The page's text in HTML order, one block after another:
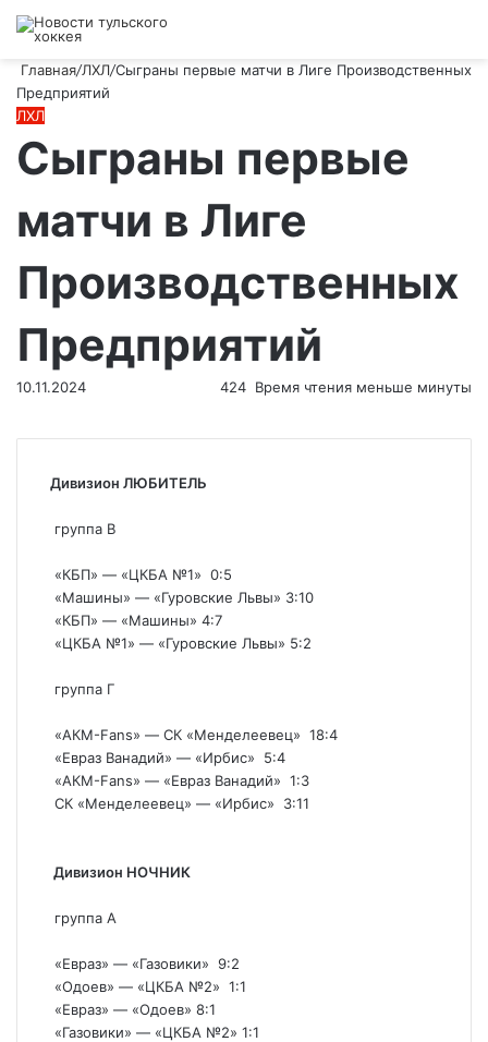
skin
Главная/ЛХЛ/Сыграны первые матчи в Лиге Производственных
Предприятий
ЛХЛ
Сыграны первые
матчи в Лиге
Производственных
Предприятий
10.11.2024 424 Время чтения меньше минуты
Дивизион ЛЮБИТЕЛЬ
группа В
«КБП» — «ЦКБА №1» 0:5
«Машины» — «Гуровские Львы» 3:10
«КБП» — «Машины» 4:7
«ЦКБА №1» — «Гуровские Львы» 5:2
группа Г
«АКМ-Fans» — СК «Менделеевец» 18:4
«Евраз Ванадий» — «Ирбис» 5:4
«АКМ-Fans» — «Евраз Ванадий» 1:3
СК «Менделеевец» — «Ирбис» 3:11
Дивизион НОЧНИК
группа А
«Евраз» — «Газовики» 9:2
«Одоев» — «ЦКБА №2» 1:1
«Евраз» — «Одоев» 8:1
«Газовики» — «ЦКБА №2» 1:1